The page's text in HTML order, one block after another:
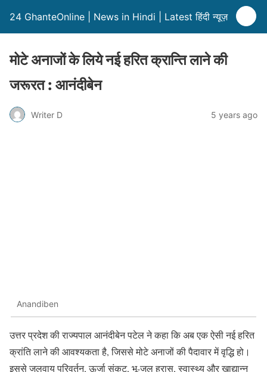
24 GhanteOnline | News in Hindi | Latest हिंदी न्यूज़
मोटे अनाजों के लिये नई हरित क्रान्ति लाने की
जरूरत : आनंदीबेन
Writer D 5 years ago
Anandiben
उत्तर प्रदेश की राज्यपाल आनंदीबेन पटेल ने कहा कि अब एक ऐसी नई हरित
क्रांति लाने की आवश्यकता है, जिससे मोटे अनाजों की पैदावार में वृद्धि हो।
इससे जलवायु परिवर्तन, ऊर्जा संकट, भू-जल ह्रास, स्वास्थ्य और खाद्यान्न